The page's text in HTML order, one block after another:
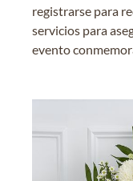
registrarse para
servicios para
evento